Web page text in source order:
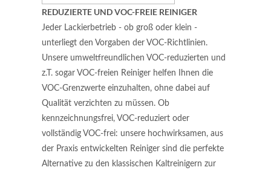
REDUZIERTE UND VOC-FREIE REINIGER
Jeder Lackierbetrieb - ob groß oder klein -
unterliegt den Vorgaben der VOC-Richtlinien.
Unsere umweltfreundlichen VOC-reduzierten und
z.T. sogar VOC-freien Reiniger helfen Ihnen die
VOC-Grenzwerte einzuhalten, ohne dabei auf
Qualität verzichten zu müssen. Ob
kennzeichnungsfrei, VOC-reduziert oder
vollständig VOC-frei: unsere hochwirksamen, aus
der Praxis entwickelten Reiniger sind die perfekte
Alternative zu den klassischen Kaltreinigern zur